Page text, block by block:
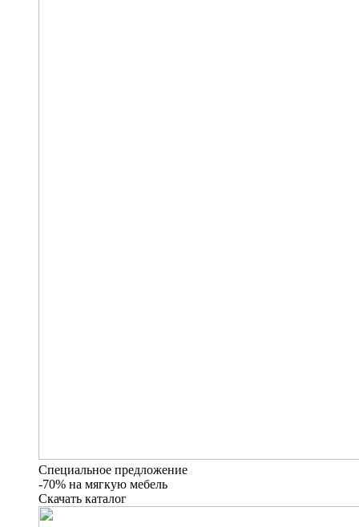
Специальное предложение
-70% на мягкую мебель
Скачать каталог